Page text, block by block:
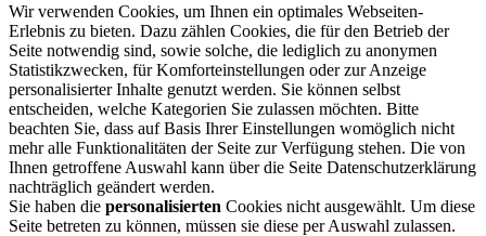
Wir verwenden Cookies, um Ihnen ein optimales Webseiten-
Erlebnis zu bieten. Dazu zählen Cookies, die für den Betrieb der
Seite notwendig sind, sowie solche, die lediglich zu anonymen
Statistikzwecken, für Komforteinstellungen oder zur Anzeige
personalisierter Inhalte genutzt werden. Sie können selbst
entscheiden, welche Kategorien Sie zulassen möchten. Bitte
beachten Sie, dass auf Basis Ihrer Einstellungen womöglich nicht
mehr alle Funktionalitäten der Seite zur Verfügung stehen. Die von
Ihnen getroffene Auswahl kann über die Seite Datenschutzerklärung
nachträglich geändert werden.
Sie haben die personalisierten Cookies nicht ausgewählt. Um diese
Seite betreten zu können, müssen sie diese per Auswahl zulassen.